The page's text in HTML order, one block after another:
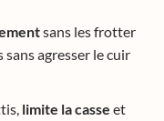
sans les frotter
agresser le cuir
limite la casse et